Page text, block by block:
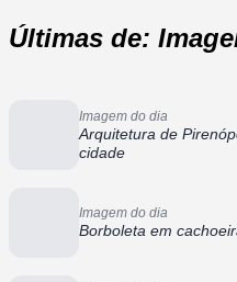
Últimas de:
Imagem do dia
Arquitetura de
cidade
Imagem do dia
Borboleta em